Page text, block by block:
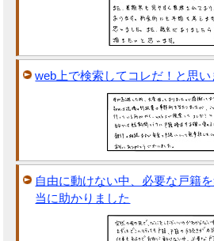
web上で検索してコレだ！と思い
自由に動けない中、必要な戸籍
当に助かりました